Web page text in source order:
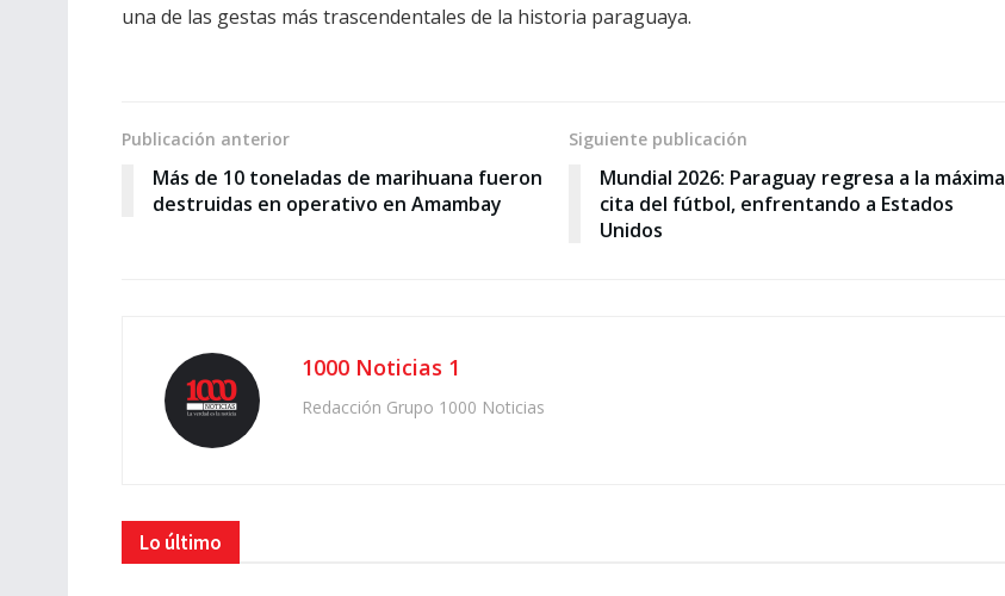
una de las gestas más trascendentales de la historia paraguaya.
Publicación anterior
Más de 10 toneladas de marihuana fueron
destruidas en operativo en Amambay
Siguiente publicación
Mundial 2026: Paraguay regresa a la máxima
cita del fútbol, enfrentando a Estados
Unidos
1000 Noticias 1
Redacción Grupo 1000 Noticias
Lo último